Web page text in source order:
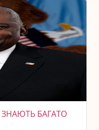
ЗНАЮТЬ БАГАТО